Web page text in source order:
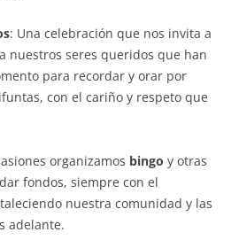
: Una celebración que nos invita a
nuestros seres queridos que han
para recordar y orar por
con el cariño y respeto que
organizamos bingo y otras
fondos, siempre con el
nuestra comunidad y las
adelante.